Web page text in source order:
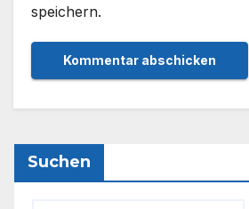
speichern.
Suchen